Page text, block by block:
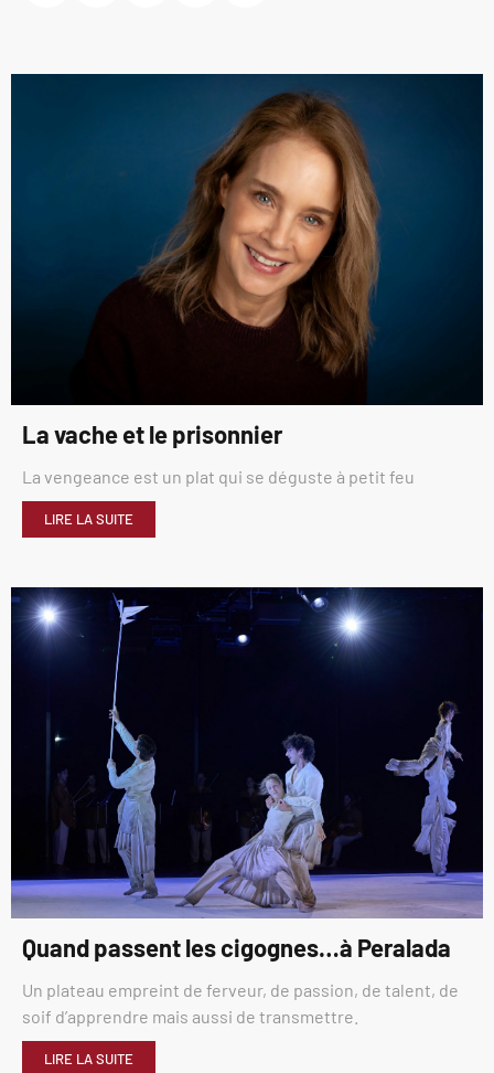
La vache et le prisonnier
La vengeance est un plat qui se déguste à petit feu
LIRE LA SUITE
Quand passent les cigognes…à Peralada
Un plateau empreint de ferveur, de passion, de talent, de
soif d’apprendre mais aussi de transmettre.
LIRE LA SUITE